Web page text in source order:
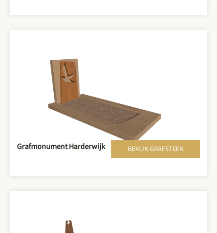
Grafmonument Harderwijk BEKIJK GRAFSTEEN